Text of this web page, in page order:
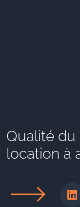
Qualité du
location à